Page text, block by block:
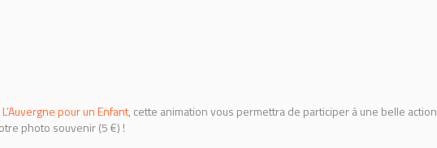
L’Auvergne pour un Enfant, cette animation vous permettra de participer à une belle action
photo souvenir (5 €) !